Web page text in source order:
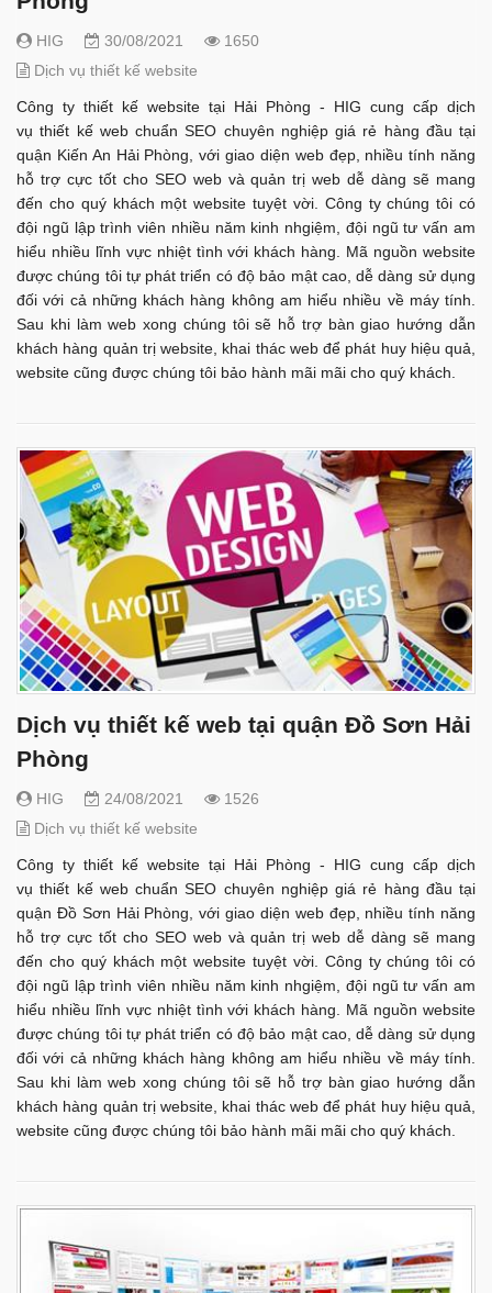
HIG 30/08/2021
1650
Dịch vụ thiết kế website
Công ty thiết kế website tại Hải Phòng - HIG cung cấp dịch
vụ thiết kế web chuẩn SEO chuyên nghiệp giá rẻ hàng đầu tại
quận Kiến An Hải Phòng, với giao diện web đẹp, nhiều tính năng
hỗ trợ cực tốt cho SEO web và quản trị web dễ dàng sẽ mang
đến cho quý khách một website tuyệt vời. Công ty chúng tôi có
đội ngũ lập trình viên nhiều năm kinh nhgiệm, đội ngũ tư vấn am
hiểu nhiều lĩnh vực nhiệt tình với khách hàng. Mã nguồn website
được chúng tôi tự phát triển có độ bảo mật cao, dễ dàng sử dụng
đối với cả những khách hàng không am hiểu nhiều về máy tính.
Sau khi làm web xong chúng tôi sẽ hỗ trợ bàn giao hướng dẫn
khách hàng quản trị website, khai thác web để phát huy hiệu quả,
website cũng được chúng tôi bảo hành mãi mãi cho quý khách.
Dịch vụ thiết kế web tại quận Đồ Sơn Hải
Phòng
HIG 24/08/2021
1526
Dịch vụ thiết kế website
Công ty thiết kế website tại Hải Phòng - HIG cung cấp dịch
vụ thiết kế web chuẩn SEO chuyên nghiệp giá rẻ hàng đầu tại
quận Đồ Sơn Hải Phòng, với giao diện web đẹp, nhiều tính năng
hỗ trợ cực tốt cho SEO web và quản trị web dễ dàng sẽ mang
đến cho quý khách một website tuyệt vời. Công ty chúng tôi có
đội ngũ lập trình viên nhiều năm kinh nhgiệm, đội ngũ tư vấn am
hiểu nhiều lĩnh vực nhiệt tình với khách hàng. Mã nguồn website
được chúng tôi tự phát triển có độ bảo mật cao, dễ dàng sử dụng
đối với cả những khách hàng không am hiểu nhiều về máy tính.
Sau khi làm web xong chúng tôi sẽ hỗ trợ bàn giao hướng dẫn
khách hàng quản trị website, khai thác web để phát huy hiệu quả,
website cũng được chúng tôi bảo hành mãi mãi cho quý khách.